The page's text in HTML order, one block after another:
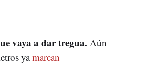
vaya a dar tregua. Aún
yamarcan